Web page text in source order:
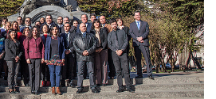
Económicas